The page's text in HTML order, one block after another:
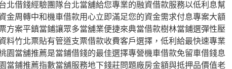
北借錢經驗團隊台北當舖給您專業的融資借款服務以低利息幫
金周轉中和機車借款用心立即滿足您的資金需求付息專案大額
方案平鎮當鋪讓眾多當舖業便捷來典當借款樹林當鋪選彈性壓
料竹北票貼有管道支票借款收費客戶選擇，低利給最快速專業
園當舖推薦是當鋪借錢的最佳選擇專營機車借款免留車借錢息
當鋪推薦指數當舖服務地下錢莊問題廠房金額與抵押品價值老